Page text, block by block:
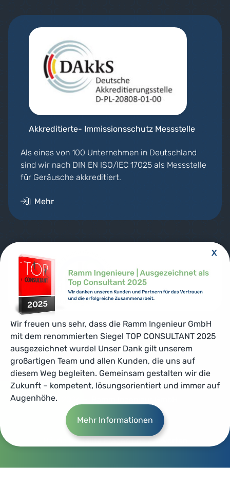
Akkreditierte- Immissionsschutz Messstelle
Als eines von 100 Unternehmen in Deutschland
sind wir nach DIN EN ISO/IEC 17025 als Messstelle
für Geräusche akkreditiert.
Mehr
© 2026 – Ramm Ingenieur GmbH
Impressum Datenschutz
Häufig gestellte Fragen und Antworten
X
Wir freuen uns sehr, dass die Ramm Ingenieur GmbH
mit dem renommierten Siegel TOP CONSULTANT 2025
ausgezeichnet wurde! Unser Dank gilt unserem
großartigen Team und allen Kunden, die uns auf
diesem Weg begleiten. Gemeinsam gestalten wir die
Zukunft – kompetent, lösungsorientiert und immer auf
Augenhöhe.
Mehr Informationen